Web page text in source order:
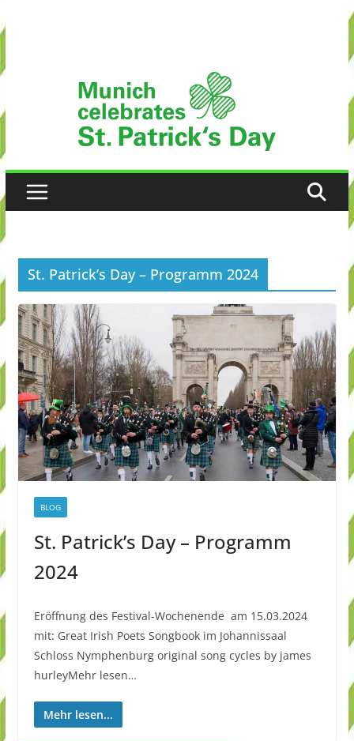
St. Patrick’s Day – Programm 2024
BLOG
St. Patrick’s Day – Programm
2024
Eröffnung des Festival-Wochenende am 15.03.2024
mit: Great Irish Poets Songbook im Johannissaal
Schloss Nymphenburg original song cycles by james
hurleyMehr lesen…
Mehr lesen...